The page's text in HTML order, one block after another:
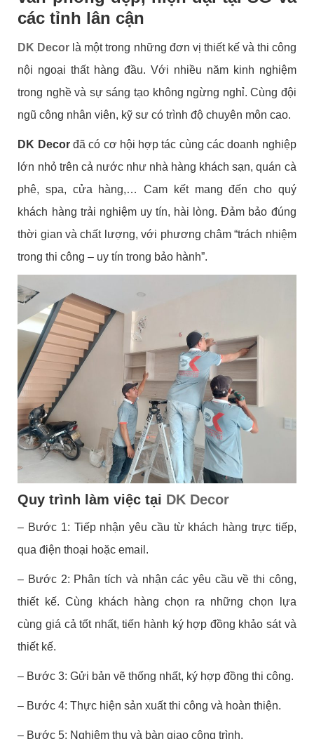
các tỉnh lân cận
DK Decor là một trong những đơn vị thiết kế và thi công
nội ngoại thất hàng đầu. Với nhiều năm kinh nghiệm
trong nghề và sự sáng tạo không ngừng nghỉ. Cùng đội
ngũ công nhân viên, kỹ sư có trình độ chuyên môn cao.
DK Decorđã có cơ hội hợp tác cùng các doanh nghiệp
lớn nhỏ trên cả nước như nhà hàng khách sạn, quán cà
phê, spa, cửa hàng,… Cam kết mang đến cho quý
khách hàng trải nghiệm uy tín, hài lòng. Đảm bảo đúng
thời gian và chất lượng, với phương châm “trách nhiệm
trong thi công – uy tín trong bảo hành”.
Quy trình làm việc tại DK Decor
– Bước 1: Tiếp nhận yêu cầu từ khách hàng trực tiếp,
qua điện thoại hoặc email.
– Bước 2: Phân tích và nhận các yêu cầu về thi công,
thiết kế. Cùng khách hàng chọn ra những chọn lựa
cùng giá cả tốt nhất, tiến hành ký hợp đồng khảo sát và
thiết kế.
– Bước 3: Gửi bản vẽ thống nhất, ký hợp đồng thi công.
– Bước 4: Thực hiện sản xuất thi công và hoàn thiện.
– Bước 5: Nghiệm thu và bàn giao công trình.